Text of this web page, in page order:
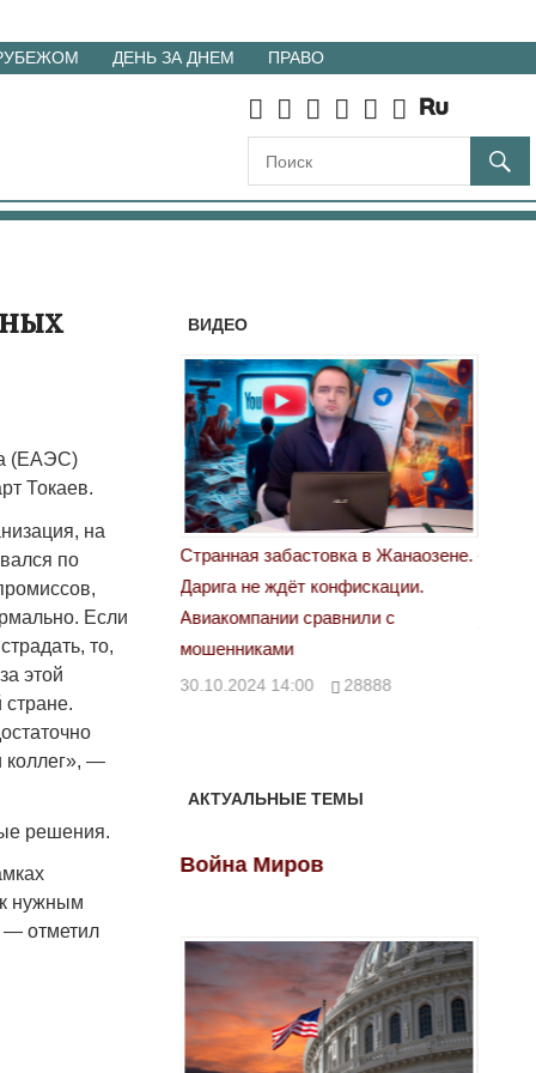
ДЕНЬ ЗА ДНЕМ ПРАВО
(ЕАЭС)
Токаев.
на
по
Если
то,
этой
коллег», —
решения.
нужным
— отметил
ВИДЕО
в Жанаозене.
конфискации.
сравнили с
«Новый Казахстан не говорит всей
правды»
29.10.2024 09:00 39623
АКТУАЛЬНЫЕ ТЕМЫ
Война Миров